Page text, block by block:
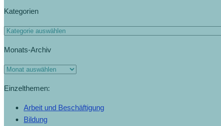
Kategorien
Monats-Archiv
Einzelthemen:
Arbeit und Beschäftigung
Bildung